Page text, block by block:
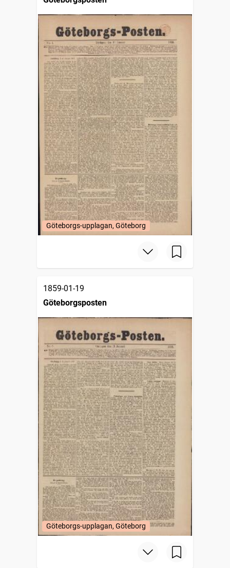
Göteborgs-upplagan, Göteborg
1859-01-19
Göteborgsposten
Göteborgs-upplagan, Göteborg